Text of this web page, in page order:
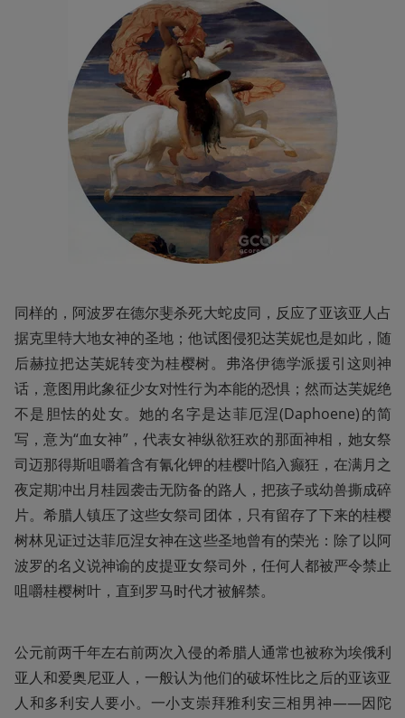
同样的，阿波罗在德尔斐杀死大蛇皮同，反应了亚该亚人占
据克里特大地女神的圣地；他试图侵犯达芙妮也是如此，随
后赫拉把达芙妮转变为桂樱树。弗洛伊德学派援引这则神
话，意图用此象征少女对性行为本能的恐惧；然而达芙妮绝
不是胆怯的处女。她的名字是达菲厄涅(Daphoene)的简
写，意为“血女神”，代表女神纵欲狂欢的那面神相，她女祭
司迈那得斯咀嚼着含有氰化钾的桂樱叶陷入癫狂，在满月之
夜定期冲出月桂园袭击无防备的路人，把孩子或幼兽撕成碎
片。希腊人镇压了这些女祭司团体，只有留存了下来的桂樱
树林见证过达菲厄涅女神在这些圣地曾有的荣光：除了以阿
波罗的名义说神谕的皮提亚女祭司外，任何人都被严令禁止
咀嚼桂樱树叶，直到罗马时代才被解禁。
公元前两千年左右前两次入侵的希腊人通常也被称为埃俄利
亚人和爱奥尼亚人，一般认为他们的破坏性比之后的亚该亚
人和多利安人要小。一小支崇拜雅利安三相男神——因陀